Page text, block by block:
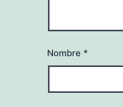
Nombre *